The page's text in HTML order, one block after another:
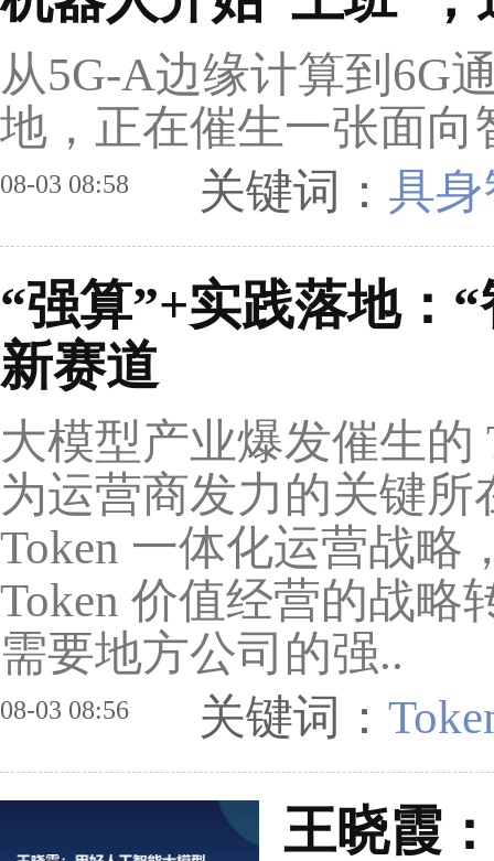
从5G-A边缘计算到6G
地，正在催生一张面
08-03 08:58 关键词： 具
“强算”+实践落地：
新赛道
大模型产业爆发催生的
为运营商发力的关键
Token 一体化运营战略
Token 价值经营的战略
需要地方公司的强..
08-03 08:56 关键词：
王晓霞